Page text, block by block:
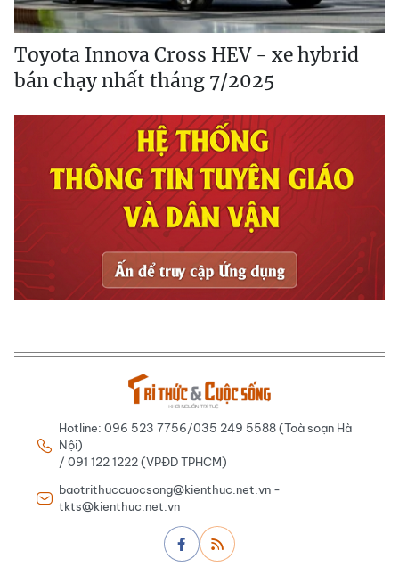
Toyota Innova Cross HEV - xe hybrid
bán chạy nhất tháng 7/2025
Hotline: 096 523 7756/035 249 5588 (Toà soạn Hà
Nội)
/ 091 122 1222 (VPĐD TPHCM)
baotrithuccuocsong@kienthuc.net.vn -
tkts@kienthuc.net.vn